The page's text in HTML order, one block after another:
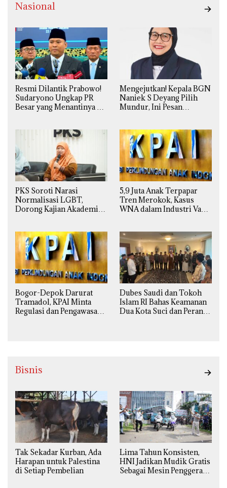
Nasional
Resmi Dilantik Prabowo!
Sudaryono Ungkap PR
Besar yang Menantinya di
Mengejutkan! Kepala BGN
Naniek S Deyang Pilih
Mundur, Ini Pesan
PKS Soroti Narasi
Normalisasi LGBT,
Dorong Kajian Akademik
Agama
5,9 Juta Anak Terpapar
Tren Merokok, Kasus
WNA dalam Industri Vape
Bogor-Depok Darurat
Tramadol, KPAI Minta
Regulasi dan Pengawasan
Dubes Saudi dan Tokoh
Islam RI Bahas Keamanan
Dua Kota Suci dan Peran
Bisnis
Tak Sekadar Kurban, Ada
Harapan untuk Palestina
di Setiap Pembelian
Lima Tahun Konsisten,
HNI Jadikan Mudik Gratis
Sebagai Mesin Penggerak